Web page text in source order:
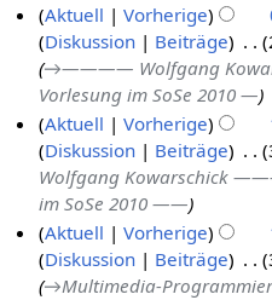
ä
0
Aktuell Vorherige
Diskussion
Beiträge
→———— Wolfgang
Vorlesung im SoSe 2010 —
ä
Aktuell Vorherige
Diskussion
Beiträge
Wolfgang Kowarschick
im SoSe 2010 ——
Aktuell
Vorherige
Diskussion
Beiträge
→Multimedia-